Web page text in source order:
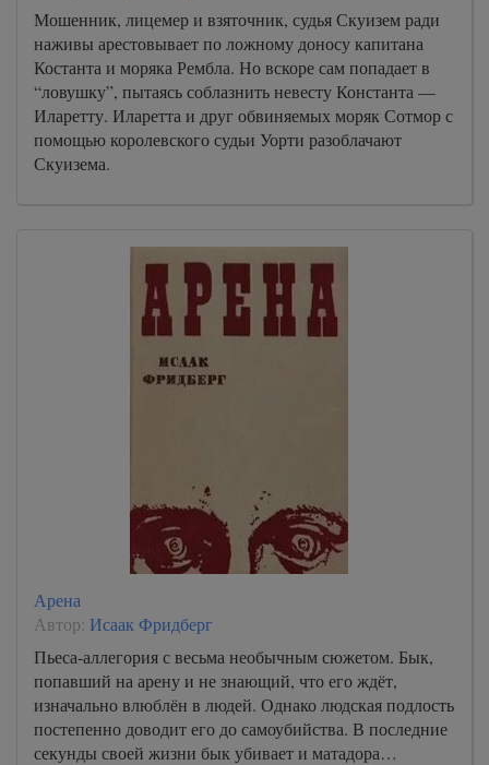
Мошенник, лицемер и взяточник, судья Скуизем ради
наживы арестовывает по ложному доносу капитана
Костанта и моряка Рембла. Но вскоре сам попадает в
“ловушку”, пытаясь соблазнить невесту Константа —
Иларетту. Иларетта и друг обвиняемых моряк Сотмор с
помощью королевского судьи Уорти разоблачают
Скуизема.
Арена
Автор: Исаак Фридберг
Пьеса-аллегория с весьма необычным сюжетом. Бык,
попавший на арену и не знающий, что его ждёт,
изначально влюблён в людей. Однако людская подлость
постепенно доводит его до самоубийства. В последние
секунды своей жизни бык убивает и матадора…